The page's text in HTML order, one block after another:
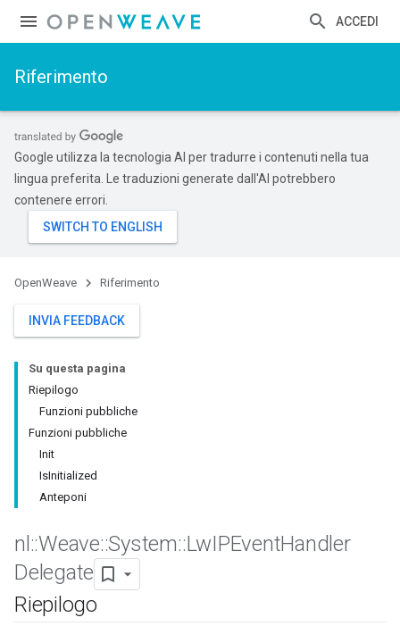
ACCEDI
Riferimento
Google utilizza la tecnologia AI per tradurre i contenuti nella tua
lingua preferita. Le traduzioni generate dall'AI potrebbero
contenere errori.
OpenWeave Riferimento
INVIA FEEDBACK
Su questa pagina
Riepilogo
Funzioni pubbliche
Funzioni pubbliche
Init
IsInitialized
Anteponi
nl ::Weave::System::LwIPEventHandler
Delegate
Riepilogo